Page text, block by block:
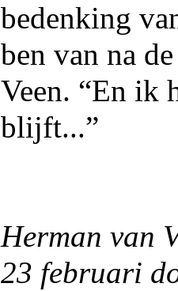
bedenking
ben van na
Veen. “En ik
blijft...”
Herman van
23 februari